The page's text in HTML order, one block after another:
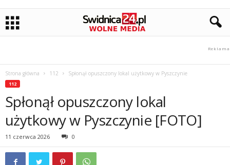
Strona główna 112 Spłonął opuszczony lokal użytkowy w Pyszczynie
112
Spłonął opuszczony lokal
użytkowy w Pyszczynie [FOTO]
11 czerwca 2026 0